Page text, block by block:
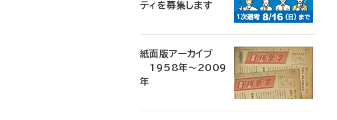
ティを募集します
紙面版アーカイブ
1958年～2009
年